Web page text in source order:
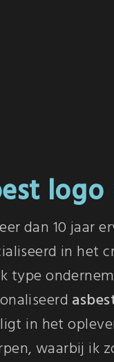
dan 10 jaar
in het
type
in het
waarbij ik